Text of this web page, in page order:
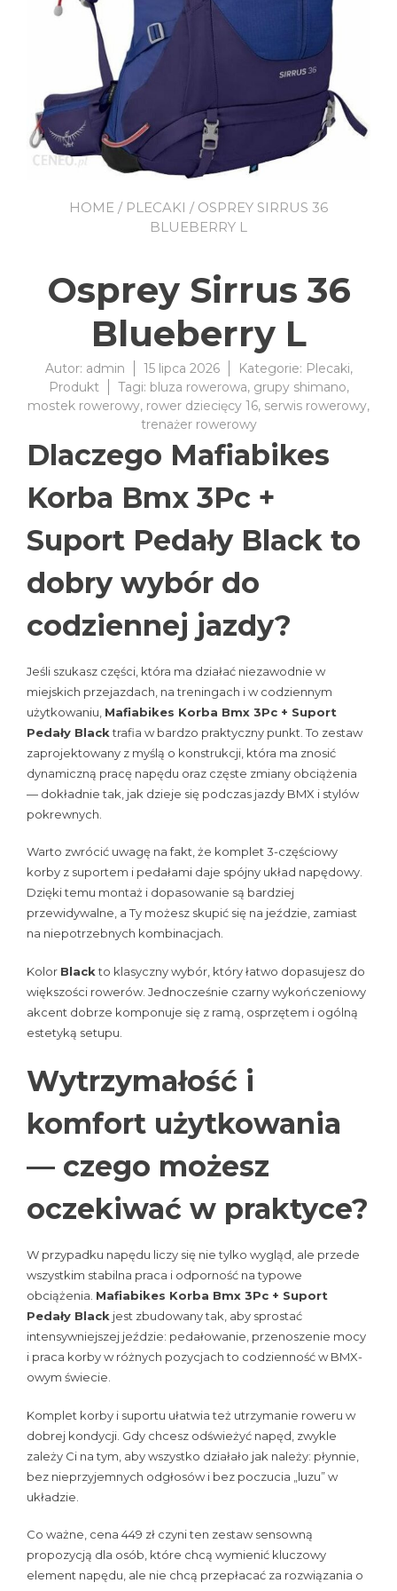
HOME / PLECAKI / OSPREY SIRRUS 36
BLUEBERRY L
Osprey Sirrus 36
Blueberry L
Autor: admin 15 lipca 2026 Kategorie: Plecaki,
Produkt
Tagi: bluza rowerowa, grupy shimano,
mostek rowerowy, rower dziecięcy 16, serwis rowerowy,
trenażer rowerowy
Dlaczego Mafiabikes
Korba Bmx 3Pc +
Suport Pedały Black to
dobry wybór do
codziennej jazdy?
Jeśli szukasz części, która ma działać niezawodnie w
miejskich przejazdach, na treningach i w codziennym
użytkowaniu, Mafiabikes Korba Bmx 3Pc + Suport
Pedały Blacktrafia w bardzo praktyczny punkt. To zestaw
zaprojektowany z myślą o konstrukcji, która ma znosić
dynamiczną pracę napędu oraz częste zmiany obciążenia
— dokładnie tak, jak dzieje się podczas jazdy BMX i stylów
pokrewnych.
Warto zwrócić uwagę na fakt, że komplet 3-częściowy
korby z suportem i pedałami daje spójny układ napędowy.
Dzięki temu montaż i dopasowanie są bardziej
przewidywalne, a Ty możesz skupić się na jeździe, zamiast
na niepotrzebnych kombinacjach.
Kolor Blackto klasyczny wybór, który łatwo dopasujesz do
większości rowerów. Jednocześnie czarny wykończeniowy
akcent dobrze komponuje się z ramą, osprzętem i ogólną
estetyką setupu.
Wytrzymałość i
komfort użytkowania
— czego możesz
oczekiwać w praktyce?
W przypadku napędu liczy się nie tylko wygląd, ale przede
wszystkim stabilna praca i odporność na typowe
obciążenia. Mafiabikes Korba Bmx 3Pc + Suport
Pedały Black jest zbudowany tak, aby sprostać
intensywniejszej jeździe: pedałowanie, przenoszenie mocy
i praca korby w różnych pozycjach to codzienność w BMX-
owym świecie.
Komplet korby i suportu ułatwia też utrzymanie roweru w
dobrej kondycji. Gdy chcesz odświeżyć napęd, zwykle
zależy Ci na tym, aby wszystko działało jak należy: płynnie,
bez nieprzyjemnych odgłosów i bez poczucia „luzu” w
układzie.
Co ważne, cena 449 zł czyni ten zestaw sensowną
propozycją dla osób, które chcą wymienić kluczowy
element napędu, ale nie chcą przepłacać za rozwiązania o